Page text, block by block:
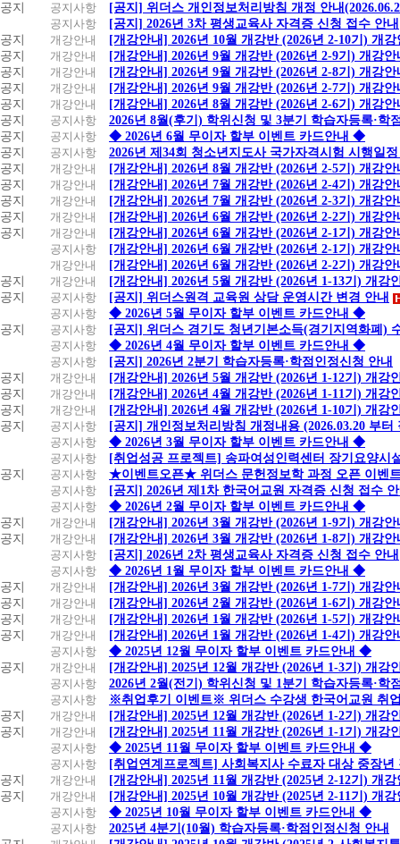
공지
공지사항
[공지] 위더스 개인정보처리방침 개정 안내
공지사항
[공지] 2026년 3차 평생교육사 자격증 신청 접수 안내
공지
개강안내
[개강안내] 2026년 10월 개강반 (2026년 2-10기) 개강
공지
개강안내
[개강안내] 2026년 9월 개강반 (2026년 2-9기) 개강안
공지
개강안내
[개강안내] 2026년 9월 개강반 (2026년 2-8기) 개강안
공지
개강안내
[개강안내] 2026년 9월 개강반 (2026년 2-7기) 개강안
공지
개강안내
[개강안내] 2026년 8월 개강반 (2026년 2-6기) 개강안
공지
공지사항
2026년 8월(후기) 학위신청 및 3분기 학습자등록·학
공지
공지사항
◆ 2026년 6월 무이자 할부 이벤트 카드안내 ◆
공지
공지사항
2026년 제34회 청소년지도사 국가자격시험 시행일
공지
개강안내
[개강안내] 2026년 8월 개강반 (2026년 2-5기) 개강안
공지
개강안내
[개강안내] 2026년 7월 개강반 (2026년 2-4기) 개강안
공지
개강안내
[개강안내] 2026년 7월 개강반 (2026년 2-3기) 개강안
공지
개강안내
[개강안내] 2026년 6월 개강반 (2026년 2-2기) 개강안
공지
개강안내
[개강안내] 2026년 6월 개강반 (2026년 2-1기) 개강안
공지사항
[개강안내] 2026년 6월 개강반 (2026년 2-1기) 개강안
개강안내
[개강안내] 2026년 6월 개강반 (2026년 2-2기) 개강안
공지
개강안내
[개강안내] 2026년 5월 개강반 (2026년 1-13기) 개강
공지
공지사항
[공지] 위더스원격 교육원 상담 운영시간 변경 안내
공지사항
◆ 2026년 5월 무이자 할부 이벤트 카드안내 ◆
공지
공지사항
[공지] 위더스 경기도 청년기본소득(경기지역화폐)
공지사항
◆ 2026년 4월 무이자 할부 이벤트 카드안내 ◆
공지사항
[공지] 2026년 2분기 학습자등록·학점인정신청 안내
공지
개강안내
[개강안내] 2026년 5월 개강반 (2026년 1-12기) 개강
공지
개강안내
[개강안내] 2026년 4월 개강반 (2026년 1-11기) 개강
공지
개강안내
[개강안내] 2026년 4월 개강반 (2026년 1-10기) 개강
공지
공지사항
[공지] 개인정보처리방침 개정내용 (2026.03.20 부터
공지사항
◆ 2026년 3월 무이자 할부 이벤트 카드안내 ◆
공지사항
[취업성공 프로젝트] 송파여성인력센터 장기요양시
공지
공지사항
★이벤트오픈★ 위더스 문헌정보학 과정 오픈 이벤
공지사항
[공지] 2026년 제1차 한국어교원 자격증 신청 접수
공지사항
◆ 2026년 2월 무이자 할부 이벤트 카드안내 ◆
공지
개강안내
[개강안내] 2026년 3월 개강반 (2026년 1-9기) 개강안
공지
개강안내
[개강안내] 2026년 3월 개강반 (2026년 1-8기) 개강안
공지사항
[공지] 2026년 2차 평생교육사 자격증 신청 접수 안내
공지사항
◆ 2026년 1월 무이자 할부 이벤트 카드안내 ◆
공지
개강안내
[개강안내] 2026년 3월 개강반 (2026년 1-7기) 개강안
공지
개강안내
[개강안내] 2026년 2월 개강반 (2026년 1-6기) 개강안
공지
개강안내
[개강안내] 2026년 1월 개강반 (2026년 1-5기) 개강안
공지
개강안내
[개강안내] 2026년 1월 개강반 (2026년 1-4기) 개강안
공지사항
◆ 2025년 12월 무이자 할부 이벤트 카드안내 ◆
공지
개강안내
[개강안내] 2025년 12월 개강반 (2026년 1-3기) 개강
공지사항
2026년 2월(전기) 학위신청 및 1분기 학습자등록·학
공지사항
※취업후기 이벤트※ 위더스 수강생 한국어교원 취
공지
개강안내
[개강안내] 2025년 12월 개강반 (2026년 1-2기) 개강
공지
개강안내
[개강안내] 2025년 11월 개강반 (2026년 1-1기) 개강
공지사항
◆ 2025년 11월 무이자 할부 이벤트 카드안내 ◆
공지사항
[취업연계프로젝트] 사회복지사 수료자 대상 중장
공지
개강안내
[개강안내] 2025년 11월 개강반 (2025년 2-12기) 개강
공지
개강안내
[개강안내] 2025년 10월 개강반 (2025년 2-11기) 개강
공지사항
◆ 2025년 10월 무이자 할부 이벤트 카드안내 ◆
공지사항
2025년 4분기(10월) 학습자등록·학점인정신청 안내